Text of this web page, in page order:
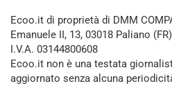
Ecoo.it di proprietà di DMM
Emanuele II, 13, 03018 Paliano
I.V.A. 03144800608
Ecoo.it non è una testata
aggiornato senza alcuna